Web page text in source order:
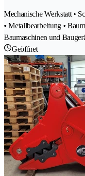
Mechanische Werkstatt •
• Metallbearbeitung •
Baumaschinen und
Geöffnet